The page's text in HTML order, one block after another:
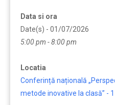
Data si ora
Date(s) - 01/07/2026
5:00 pm - 8:00 pm
Locatia
Conferință națională
metode inovative la clasă” -